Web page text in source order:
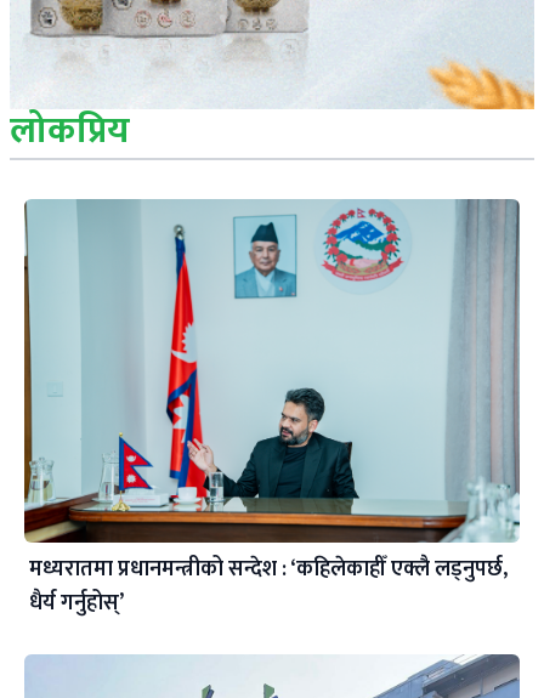
लोकप्रिय
मध्यरातमा प्रधानमन्त्रीको सन्देश : ‘कहिलेकाहीँ एक्लै लड्नुपर्छ,
धैर्य गर्नुहोस्’